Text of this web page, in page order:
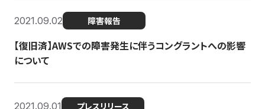
2021.09.02 障害報告
【復旧済】AWSでの障害発生に伴うコングラントへの影響
について
2021.09.01 プレスリリース